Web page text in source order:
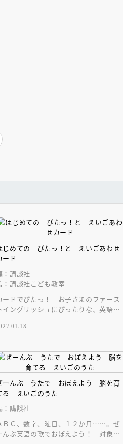
じめての ぴたっ！と えいごあわせ
ード
：講談社
：講談社こども教室
ードでぴたっ！ お子さまのファース
イングリッシュにぴったりな、英語の
ーんぶ うたで おぼえよう 脳を育
る えいごのうた
：講談社
ＢＣ、数字、曜日、１２か月……。ぜ
んぶ英語の歌でおぼえよう！ 対象：
新
家